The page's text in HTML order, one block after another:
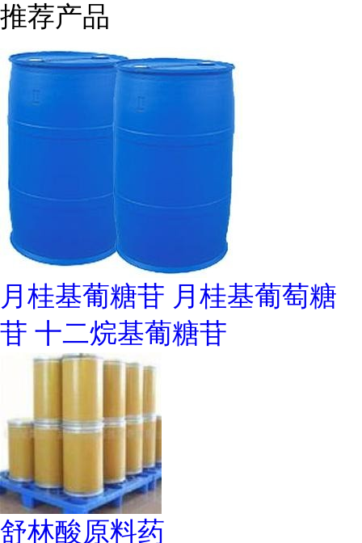
推荐产品
月桂基葡糖苷 月桂基葡萄糖
苷 十二烷基葡糖苷
舒林酸原料药